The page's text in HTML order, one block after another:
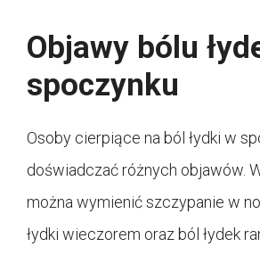
Objawy bólu
spoczynku
Osoby cierpiące na ból łydki w
doświadczać różnych objawów.
można wymienić szczypanie w
łydki wieczorem oraz ból łydek